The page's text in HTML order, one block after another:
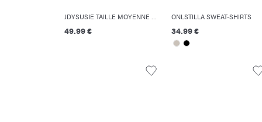
49.99 €
ONLSTILLA SWEAT-SHIRTS
34.99 €